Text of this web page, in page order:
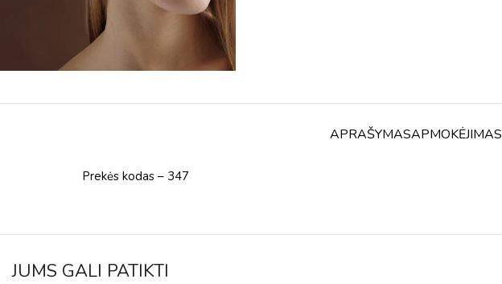
APRAŠYMASAPMOKĖJIMAS
Prekės kodas – 347
JUMS GALI PATIKTI